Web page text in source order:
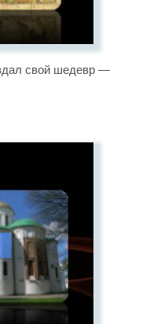
свой шедевр —